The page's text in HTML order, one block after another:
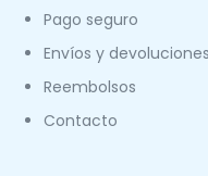
Pago seguro
Envíos y devoluciones
Reembolsos
Contacto